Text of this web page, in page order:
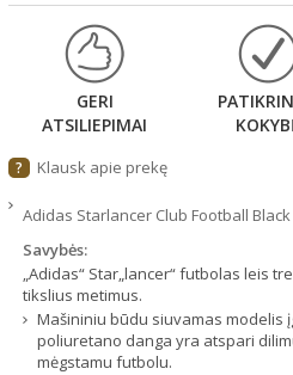
GERI
ATSILIEPIMAI
? Klausk apie prekę
Adidas Starlancer Club Football
Savybės:
„Adidas“ Star„lancer“ futbolas leis
tikslius metimus.
Mašininiu būdu siuvamas modelis
poliuretano danga yra atspari
mėgstamu futbolu.